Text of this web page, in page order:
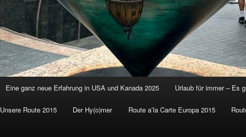
Eine ganz neue Erfahrung in USA und Kanada 2025 Urlaub für immer – Es
Unsere Route 2015 Der Hy(o)mer Route a’la Carte Europa 2015